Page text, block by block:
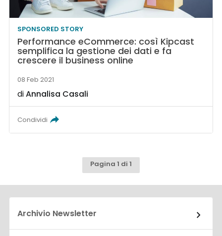
SPONSORED STORY
Performance eCommerce: così Kipcast
semplifica la gestione dei dati e fa
crescere il business online
08 Feb 2021
diAnnalisa Casali
Condividi
Pagina 1 di 1
Archivio Newsletter